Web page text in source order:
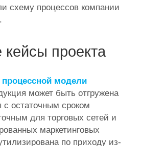
схему процессов компании
проекта
модели
может быть отгружена
с остаточным сроком
для торговых сетей и
маркетинговых
по приходу из-